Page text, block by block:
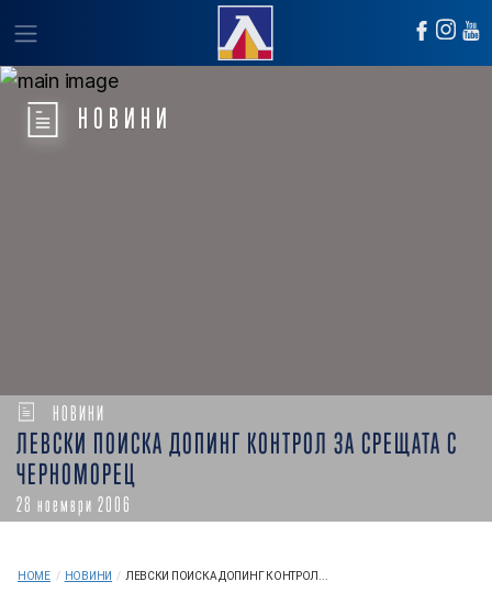
НОВИНИ
НОВИНИ
ЛЕВСКИ ПОИСКА ДОПИНГ КОНТРОЛ ЗА СРЕЩАТА С
ЧЕРНОМОРЕЦ
28 ноември 2006
HOME / НОВИНИ / ЛЕВСКИ ПОИСКА ДОПИНГ КОНТРОЛ...